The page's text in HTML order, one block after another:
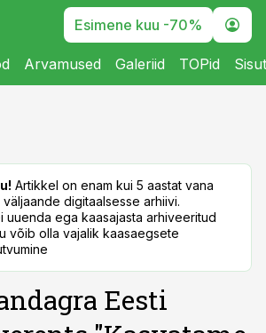
Esimene kuu -70%
Arvamused Galeriid TOPid
Artikkel on enam kui 5 aastat vana
digitaalsesse arhiivi.
uuenda ega kaasajasta arhiveeritud
võib olla vajalik kaasaegsete
Eesti